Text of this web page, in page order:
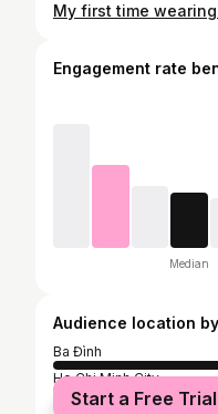
My first time wearing
Engagement rate
Median
Audience location
Ba Đình
Ho Chi Minh City
Seoul
Start a Free